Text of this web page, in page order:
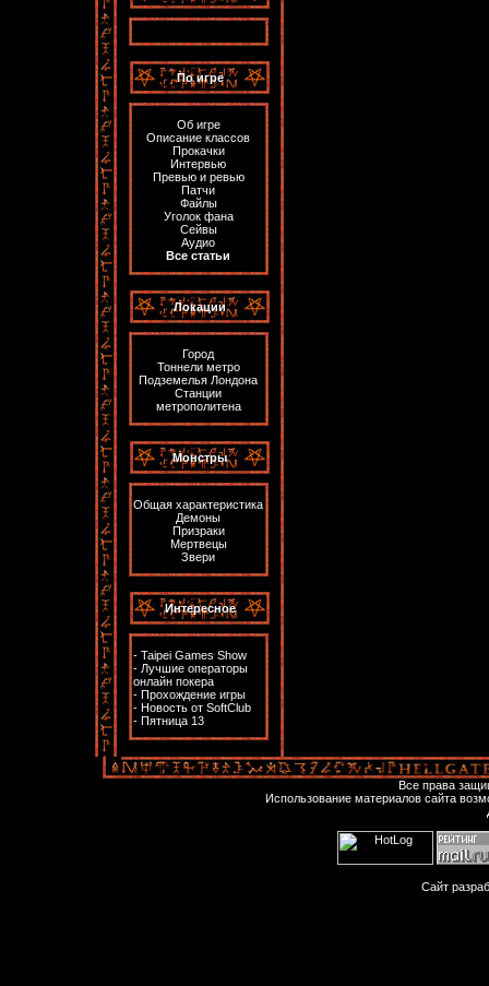
По игре
Об игре
Описание классов
Прокачки
Интервью
Превью и ревью
Патчи
Файлы
Уголок фана
Сейвы
Аудио
Все статьи
Локации
Город
Тоннели метро
Подземелья Лондона
Станции
метрополитена
Монстры
Общая характеристика
Демоны
Призраки
Мертвецы
Звери
Интересное
- Taipei Games Show
- Лучшие операторы
онлайн покера
- Прохождение игры
- Новость от SoftClub
- Пятница 13
Все права
Использование материалов сайта
Сайт